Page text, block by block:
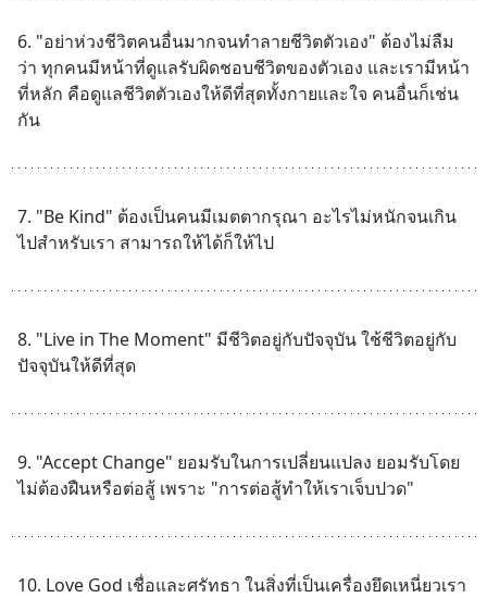
6. "อย่าห่วงชีวิตคนอื่นมากจนทำลายชีวิตตัวเอง" ต้องไม่ลืม
ว่า ทุกคนมีหน้าที่ดูแลรับผิดชอบชีวิตของตัวเอง และเรามีหน้า
ที่หลัก คือดูแลชีวิตตัวเองให้ดีที่สุดทั้งกายและใจ คนอื่นก็เช่น
กัน
7. "Be Kind" ต้องเป็นคนมีเมตตากรุณา อะไรไม่หนักจนเกิน
ไปสำหรับเรา สามารถให้ได้ก็ให้ไป
8. "Live in The Moment" มีชีวิตอยู่กับปัจจุบัน ใช้ชีวิตอยู่กับ
ปัจจุบันให้ดีที่สุด
9. "Accept Change" ยอมรับในการเปลี่ยนแปลง ยอมรับโดย
ไม่ต้องฝืนหรือต่อสู้ เพราะ "การต่อสู้ทำให้เราเจ็บปวด"
10. Love God เชื่อและศรัทธา ในสิ่งที่เป็นเครื่องยึดเหนี่ยวเรา